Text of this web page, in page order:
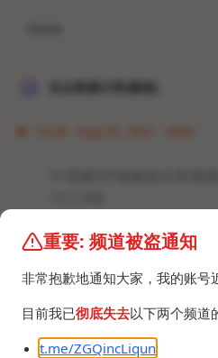
5.2 MB
重要: 频道被盗通知
非常抱歉地通知大家，我的账号
目前我已彻底失去以下两个频道
t.me/ZGQincLiqun